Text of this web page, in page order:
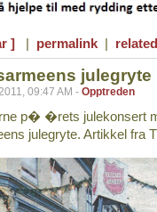
] | permalink |
julegryte
09:47 AM - Opptreden
p� �rets julekonsert
julegryte. Artikkel fra